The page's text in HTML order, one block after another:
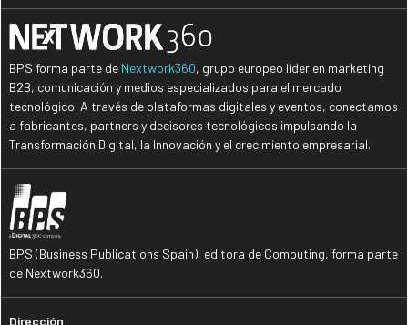
BPS forma parte de Nextwork360, grupo europeo líder en marketing
B2B, comunicación y medios especializados para el mercado
tecnológico. A través de plataformas digitales y eventos, conectamos
a fabricantes, partners y decisores tecnológicos impulsando la
Transformación Digital, la Innovación y el crecimiento empresarial.
BPS (Business Publications Spain), editora de Computing, forma parte
de Nextwork360.
Dirección